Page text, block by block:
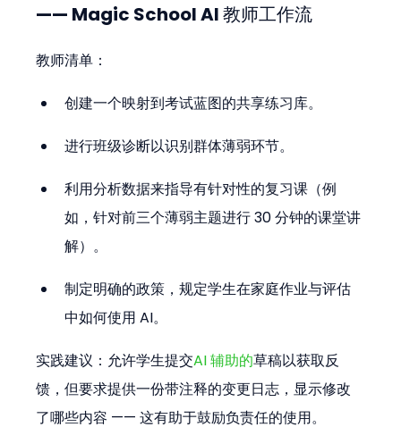
—— Magic School AI 教师工作流
教师清单：
创建一个映射到考试蓝图的共享练习库。
进行班级诊断以识别群体薄弱环节。
利用分析数据来指导有针对性的复习课（例
如，针对前三个薄弱主题进行 30 分钟的课堂讲
解）。
制定明确的政策，规定学生在家庭作业与评估
中如何使用 AI。
实践建议：允许学生提交AI 辅助的草稿以获取反
馈，但要求提供一份带注释的变更日志，显示修改
了哪些内容 —— 这有助于鼓励负责任的使用。